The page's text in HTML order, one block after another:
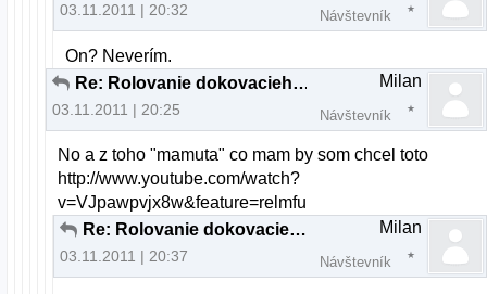
03.11.2011 | 20:32 Návštevník
On? Neverím.
Re: Rolovanie dokovacieho panelu a "plocha"
03.11.2011 | 20:25
Milan
Návštevník
No a z toho "mamuta" co mam by som chcel toto
http://www.youtube.com/watch?
v=VJpawpvjx8w&feature=relmfu
Re: Rolovanie dokovacieho panelu a "plocha"
03.11.2011 | 20:37
Milan
Návštevník